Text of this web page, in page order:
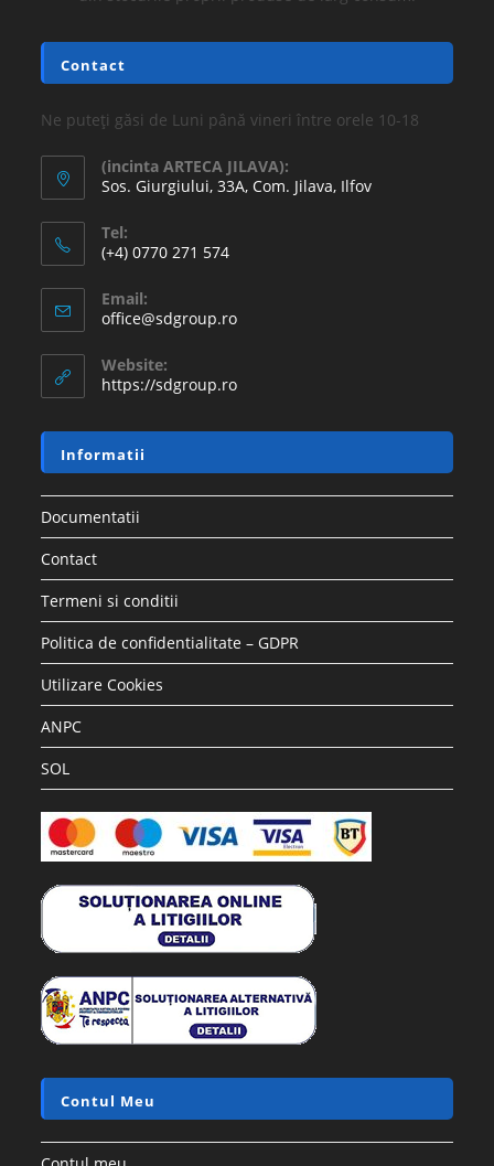
Contact
Ne puteți găsi de Luni până vineri între orele 10-18
(incinta ARTECA JILAVA):
Sos. Giurgiului, 33A, Com. Jilava, Ilfov
Tel:
(+4) 0770 271 574
Email:
office@sdgroup.ro
Website:
https://sdgroup.ro
Informatii
Documentatii
Contact
Termeni si conditii
Politica de confidentialitate – GDPR
Utilizare Cookies
ANPC
SOL
Contul Meu